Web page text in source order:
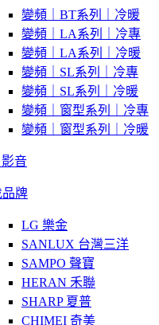
變頻｜BT系列｜冷暖
變頻｜LA系列｜冷專
變頻｜LA系列｜冷暖
變頻｜SL系列｜冷專
變頻｜SL系列｜冷暖
變頻｜窗型系列｜冷專
變頻｜窗型系列｜冷暖
影音
品牌
LG 樂金
SANLUX 台灣三洋
SAMPO 聲寶
HERAN 禾聯
SHARP 夏普
CHIMEI 奇美